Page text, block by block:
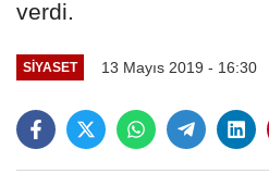
verdi.
SIYASET 13 Mayıs 2019 - 16:30